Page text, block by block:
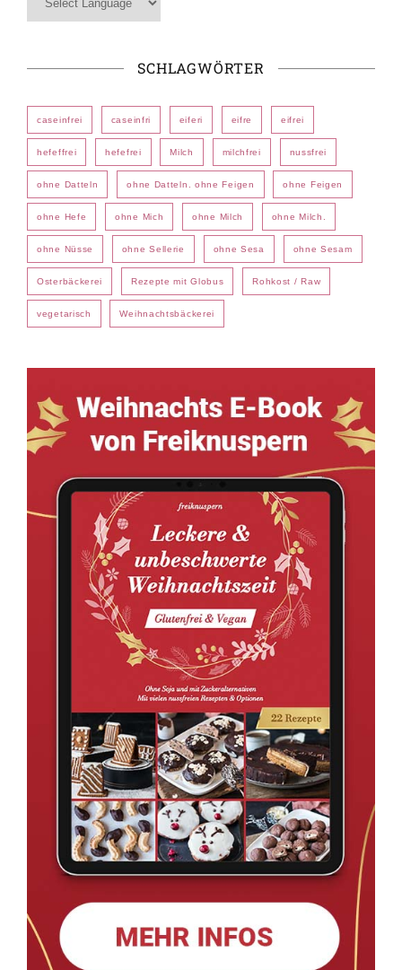
SCHLAGWÖRTER
caseinfrei caseinfri eiferi eifre eifrei
hefeffrei hefefrei Milch milchfrei nussfrei
ohne Datteln ohne Datteln. ohne Feigen ohne Feigen
ohne Hefe ohne Mich ohne Milch ohne Milch.
ohne Nüsse ohne Sellerie ohne Sesa ohne Sesam
Osterbäckerei Rezepte mit Globus Rohkost / Raw
vegetarisch Weihnachtsbäckerei